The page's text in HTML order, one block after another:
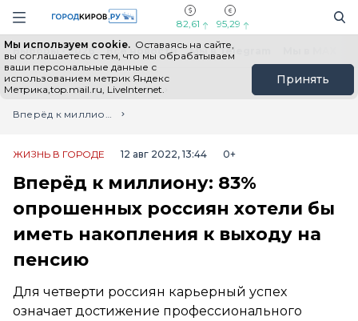
Навигация сайта
82,61 95,29
Мы используем cookie. Оставаясь на сайте,
вы соглашаетесь с тем, что мы обрабатываем
ваши персональные данные с
использованием метрик Яндекс
Метрика,top.mail.ru, LiveInternet.
Принять
Выборы - 2026 Все новости Мы в Telegram
Главная
Лента новостей
Вперёд к миллиону: 83% опрошенных россиян хотели бы иметь накопления к выходу на пенсию
ЖИЗНЬ В ГОРОДЕ 12 авг 2022, 13:44 0+
Вперёд к миллиону: 83%
опрошенных россиян хотели бы
иметь накопления к выходу на
пенсию
Для четверти россиян карьерный успех
означает достижение профессионального